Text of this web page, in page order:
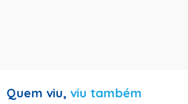
| Cor: Branco | Material: Esponjoso| Código de
Quem viu, viu também